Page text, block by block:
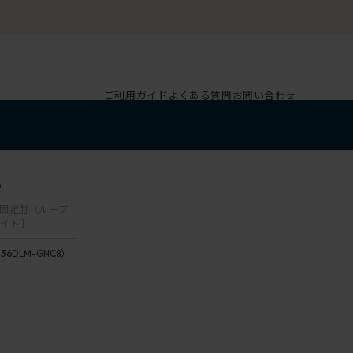
ご利用ガイド よくある質問お問い合わせ
定肘（ループ
ト］
GNC8）